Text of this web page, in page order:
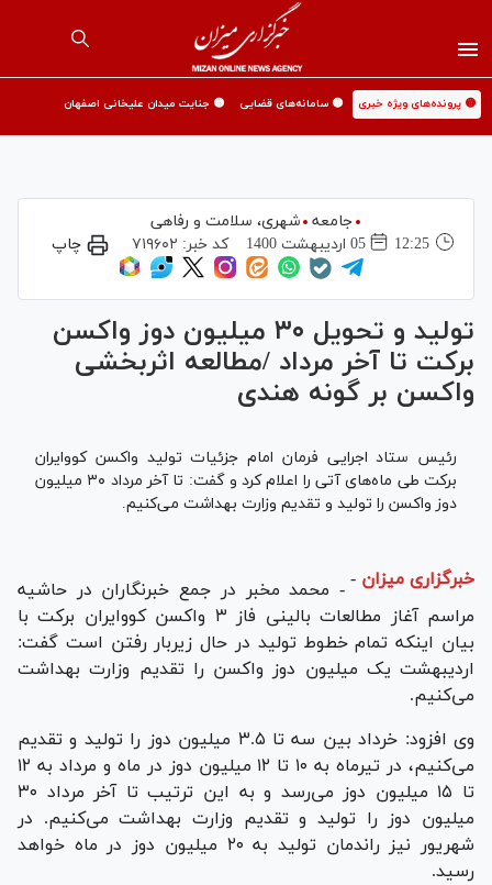
🟡 پرونده‌های ویژه خبری 🟡 سامانه‌های قضایی 🟡 جنایت میدان علیخانی اصفهان
جامعه
شهری،‌ سلامت و رفاهی
12:25
05 ارديبهشت 1400 کد خبر: ۷۱۹۶۰۲ چاپ
تولید و تحویل ۳۰ میلیون دوز واکسن
برکت تا آخر مرداد /مطالعه اثربخشی
واکسن بر گونه هندی
رئیس ستاد اجرایی فرمان امام جزئیات تولید واکسن کووایران
برکت طی ماه‌های آتی را اعلام کرد و گفت: تا آخر مرداد ۳۰ میلیون
دوز واکسن را تولید و تقدیم وزارت بهداشت می‌کنیم.
خبرگزاری میزان - - محمد مخبر در جمع خبرنگاران در حاشیه
مراسم آغاز مطالعات بالینی فاز ۳ واکسن کووایران برکت با
بیان اینکه تمام خطوط تولید در حال زیربار رفتن است گفت:
اردیبهشت یک میلیون دوز واکسن را تقدیم وزارت بهداشت
می‌کنیم.
وی افزود: خرداد بین سه تا ۳.۵ میلیون دوز را تولید و تقدیم
می‌کنیم، در تیرماه به ۱۰ تا ۱۲ میلیون دوز در ماه و مرداد به ۱۲
تا ۱۵ میلیون دوز می‌رسد و به این ترتیب تا آخر مرداد ۳۰
میلیون دوز را تولید و تقدیم وزارت بهداشت می‌کنیم. در
شهریور نیز راندمان تولید به ۲۰ میلیون دوز در ماه خواهد
رسید.